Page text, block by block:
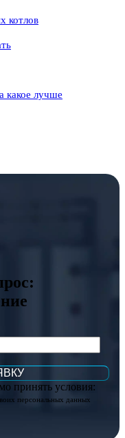
котлов
какое лучше
принять условия:
персональных данных